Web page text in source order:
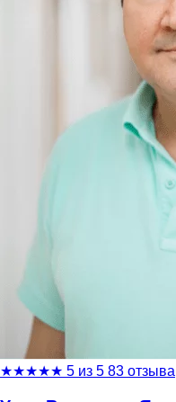
★★★★★ 5 из 5 83 отзыва